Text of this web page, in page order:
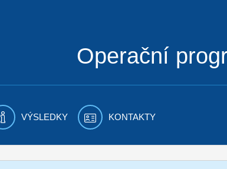
Operační
VÝSLEDKY KONTAKTY